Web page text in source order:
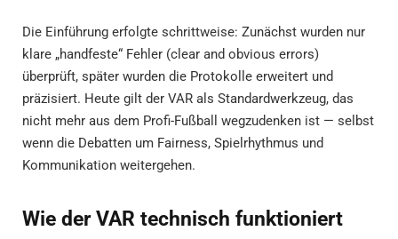
Die Einführung erfolgte schrittweise: Zunächst wurden nur
klare „handfeste“ Fehler (clear and obvious errors)
überprüft, später wurden die Protokolle erweitert und
präzisiert. Heute gilt der VAR als Standardwerkzeug, das
nicht mehr aus dem Profi-Fußball wegzudenken ist — selbst
wenn die Debatten um Fairness, Spielrhythmus und
Kommunikation weitergehen.
Wie der VAR technisch funktioniert